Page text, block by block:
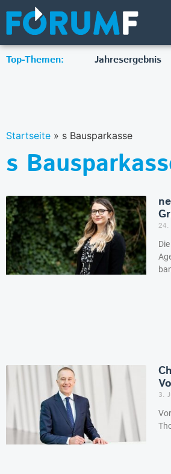
Top-Themen: Jahresergebnis
Startseite » s Bausparkasse
s
24.
3.